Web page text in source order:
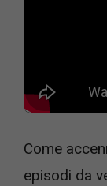
Come
episodi da